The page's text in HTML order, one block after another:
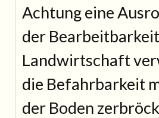
Achtung eine
der
Landwirtschaft
die Befahrbarkeit
der Boden